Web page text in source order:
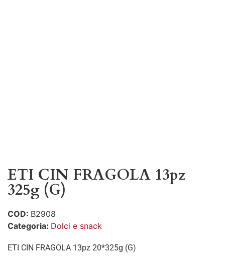
ETI CIN FRAGOLA 13pz
325g (G)
COD: B2908
Categoria: Dolci e snack
ETI CIN FRAGOLA 13pz 20*325g (G)